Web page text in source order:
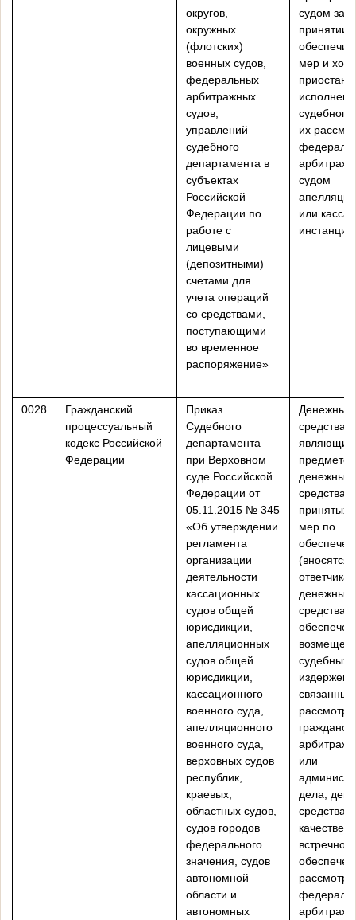
округов,
окружных
(флотских)
военных судов,
федеральных
арбитражных
судов,
управлений
судебного
департамента в
субъектах
Российской
Федерации по
работе с
лицевыми
(депозитными)
счетами для
учета операций
со средствами,
поступающими
во временное
распоряжение»
судом
принятии
мер и
судебного
их
судом
или
инстанции
0028
Гражданский
процессуальный
кодекс Российской
Федерации
Приказ
Судебного
департамента
при Верховном
суде Российской
Федерации от
05.11.2015 № 345
«Об утверждении
регламента
организации
деятельности
кассационных
судов общей
юрисдикции,
апелляционных
судов общей
юрисдикции,
кассационного
военного суда,
апелляционного
военного суда,
верховных судов
республик,
краевых,
областных судов,
судов городов
федерального
значения, судов
автономной
области и
автономных
Денежные
средства,
денежные
средства
принятых
мер по
(вносятся
денежные
средства
судебных
издержек,
связанных
или
дела;
средства в
качестве
встречного